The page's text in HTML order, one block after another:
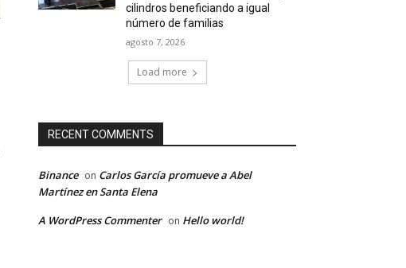
cilindros beneficiando a igual
número de familias
agosto 7, 2026
Load more
RECENT COMMENTS
Binance on Carlos García promueve a Abel
Martínez en Santa Elena
A WordPress Commenter on Hello world!